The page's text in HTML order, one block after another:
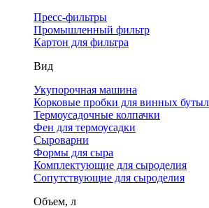
Пресс-фильтры
Промышленный фильтр
Картон для фильтра
Вид
Укупорочная машина
Корковые пробки для винных
Термоусадочные колпачки
Фен для термоусадки
Сыроварни
Формы для сыра
Комплектующие для сыроделия
Сопутствующие для сыроделия
Объем, л